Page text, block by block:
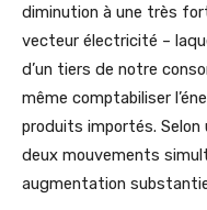
diminution à une très
vecteur électricité –
d’un tiers de notre
même comptabiliser
produits importés.
deux mouvements
augmentation